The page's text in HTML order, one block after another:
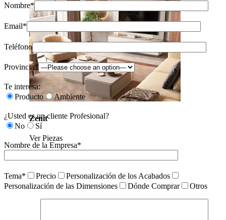
Zenit
Ver Piezas
Nombre*
Email*
Teléfono
Provincia*
Te interesa:
Producto
Ambiente
¿Usted es un cliente Profesional?
No
Sí
Nombre de la Empresa*
Tema* Precio
Personalización de los Acabados
Personalización de las Dimensiones
Dónde Comprar Otros